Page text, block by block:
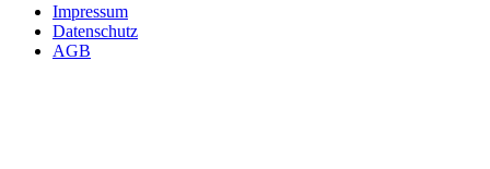
Impressum
Datenschutz
AGB